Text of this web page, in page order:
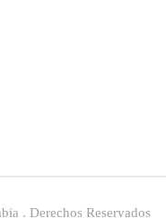
. Derechos Reservados